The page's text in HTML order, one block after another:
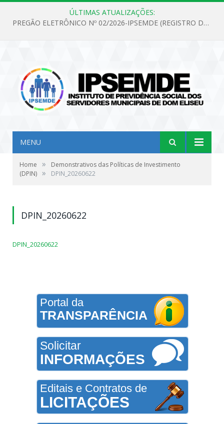
ÚLTIMAS ATUALIZAÇÕES:
PREGÃO ELETRÔNICO Nº 02/2026-IPSEMDE (REGISTRO DE PREÇOS PARA FUTURA E EVENTUAL AQUISIÇÃO DE MATERIAL DE LIMPEZA E GÊNEROS ALIMENTÍCIOS PARA ATENDER AS NECESSIDADES DO INSTITUTO DE PREVIDÊNCIA SOCIAL DOS SERVIDORES MUNICIPAIS DE DOM ELISEU.)
MENU
Home »
Demonstrativos das Políticas de Investimento
(DPIN) » DPIN_20260622
DPIN_20260622
DPIN_20260622
Portal da
TRANSPARÊNCIA
Solicitar
INFORMAÇÕES
Editais e Contratos de
LICITAÇÕES